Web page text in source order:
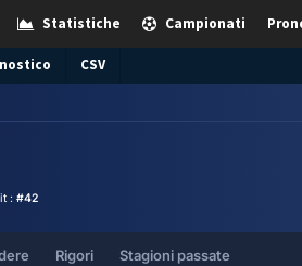
Campionati
Statistiche
CSV
: #42
Rigori Stagioni passate